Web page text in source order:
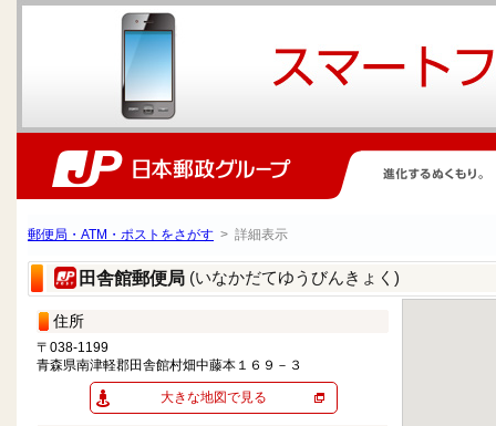
郵便局・ATM・ポストをさがす > 詳細表示
田舎館郵便局 (いなかだてゆうびんきょく)
住所
〒038-1199
青森県南津軽郡田舎館村畑中藤本１６９－３
大きな地図で見る